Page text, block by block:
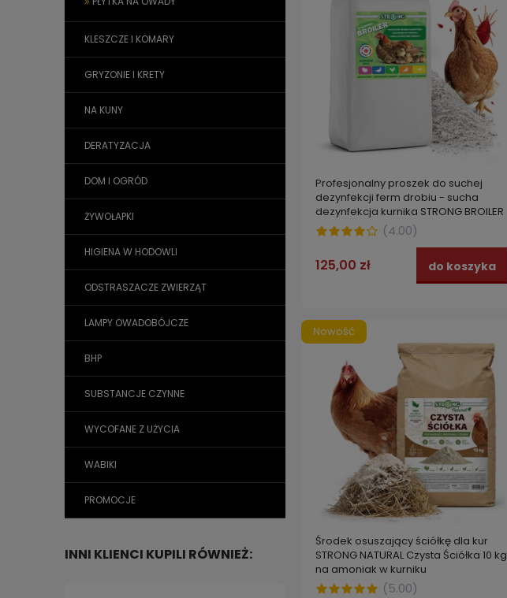
KLESZCZE I KOMARY
GRYZONIE I KRETY
NA KUNY
DERATYZACJA
DOM I OGRÓD
ŻYWOŁAPKI
HIGIENA W HODOWLI
ODSTRASZACZE ZWIERZĄT
LAMPY OWADOBÓJCZE
BHP
SUBSTANCJE CZYNNE
WYCOFANE Z UŻYCIA
WABIKI
PROMOCJE
INNI KLIENCI KUPILI RÓWNIEŻ:
Profesjonalny proszek do suchej
dezynfekcji ferm drobiu - sucha
dezynfekcja kurnika STRONG BROILER
15 kg
(4.00)
125,00 zł do koszyka
Środek osuszający ściółkę dla kur
STRONG NATURAL Czysta Ściółka 10 kg
na amoniak w kurniku
(5.00)
Nowość